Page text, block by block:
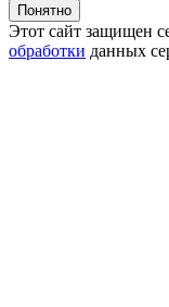
Понятно
Этот сайт защищен
обработки данных